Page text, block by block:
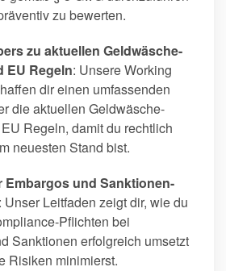
zu bewerten.
zu aktuellen Geldwäsche-
EU Regeln: Unsere Working
dir einen umfassenden
die aktuellen Geldwäsche-
Regeln, damit du rechtlich
neuesten Stand bist.
Embargos und Sanktionen-
: Unser Leitfaden zeigt dir, wie du
Pflichten bei
Sanktionen erfolgreich umsetzt
Risiken minimierst.